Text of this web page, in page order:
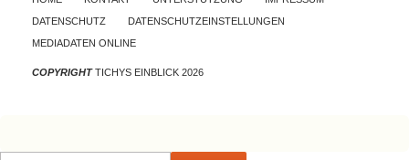
DATENSCHUTZ
DATENSCHUTZEINSTELLUNGEN
MEDIADATEN ONLINE
COPYRIGHTTICHYS EINBLICK 2026